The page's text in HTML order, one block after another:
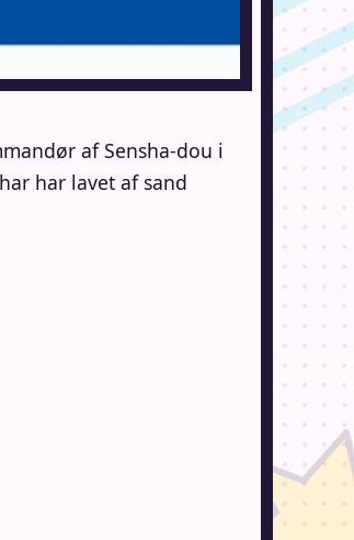
af Sensha-dou i
har lavet af sand